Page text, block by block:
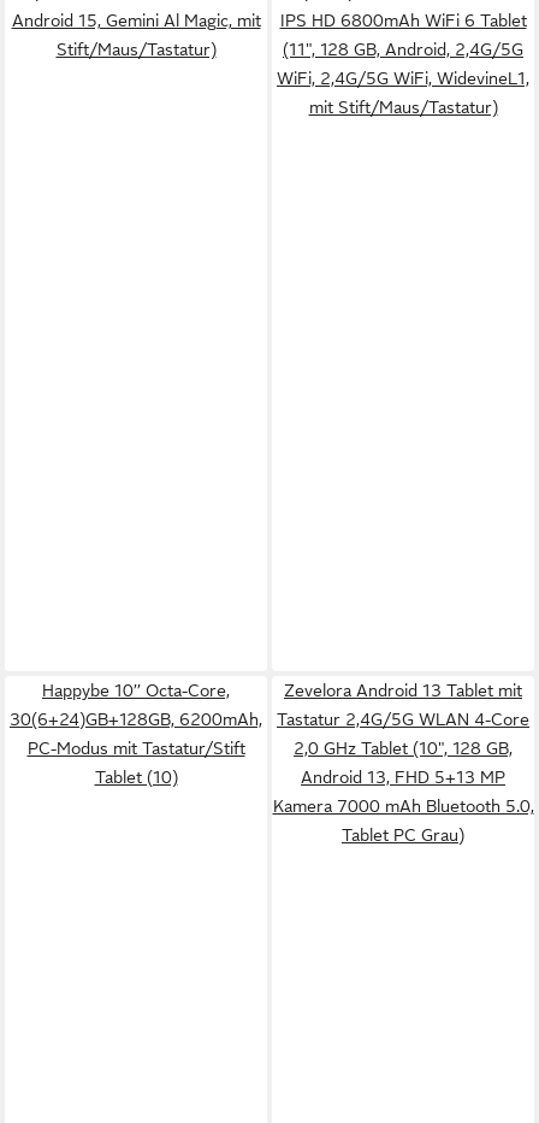
Android 15, Gemini Al Magic, mit
Stift/Maus/Tastatur)
IPS HD 6800mAh WiFi 6 Tablet
(11", 128 GB, Android, 2,4G/5G
WiFi, 2,4G/5G WiFi, WidevineL1,
mit Stift/Maus/Tastatur)
Happybe 10’’ Octa-Core,
30(6+24)GB+128GB, 6200mAh,
PC-Modus mit Tastatur/Stift
Tablet (10)
Zevelora Android 13 Tablet mit
Tastatur 2,4G/5G WLAN 4-Core
2,0 GHz Tablet (10", 128 GB,
Android 13, FHD 5+13 MP
Kamera 7000 mAh Bluetooth 5.0,
Tablet PC Grau)